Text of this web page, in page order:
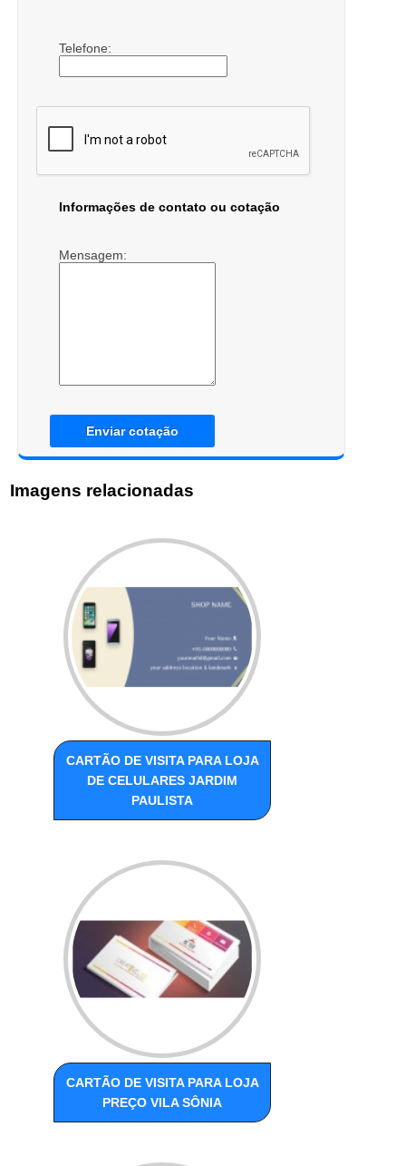
Telefone:
Informações de contato ou cotação
Mensagem:
Enviar cotação
Imagens relacionadas
CARTÃO DE VISITA PARA LOJA
DE CELULARES JARDIM
PAULISTA
CARTÃO DE VISITA PARA LOJA
PREÇO VILA SÔNIA